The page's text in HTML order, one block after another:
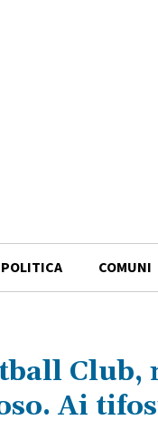
POLITICA COMUNI
Club,
Ai